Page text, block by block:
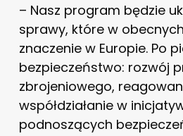
– Nasz program będzie
sprawy, które w
znaczenie w Europie. Po
bezpieczeństwo: rozwój
zbrojeniowego,
współdziałanie w
podnoszących